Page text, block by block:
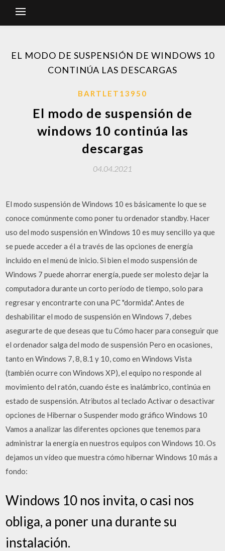
EL MODO DE SUSPENSIÓN DE WINDOWS 10
CONTINÚA LAS DESCARGAS
BARTLET13950
El modo de suspensión de
windows 10 continúa las
descargas
04.04.2021
El modo suspensión de Windows 10 es básicamente lo que se
conoce comúnmente como poner tu ordenador standby. Hacer
uso del modo suspensión en Windows 10 es muy sencillo ya que
se puede acceder a él a través de las opciones de energía
incluido en el menú de inicio. Si bien el modo suspensión de
Windows 7 puede ahorrar energía, puede ser molesto dejar la
computadora durante un corto período de tiempo, solo para
regresar y encontrarte con una PC "dormida". Antes de
deshabilitar el modo de suspensión en Windows 7, debes
asegurarte de que deseas que tu Cómo hacer para conseguir que
el ordenador salga del modo de suspensión Pero en ocasiones,
tanto en Windows 7, 8, 8.1 y 10, como en Windows Vista
(también ocurre con Windows XP), el equipo no responde al
movimiento del ratón, cuando éste es inalámbrico, continúa en
estado de suspensión. Atributos al teclado Activar o desactivar
opciones de Hibernar o Suspender modo gráfico Windows 10
Vamos a analizar las diferentes opciones que tenemos para
administrar la energía en nuestros equipos con Windows 10. Os
dejamos un vídeo que muestra cómo hibernar Windows 10 más a
fondo:
Windows 10 nos invita, o casi nos
obliga, a poner una durante su
instalación.